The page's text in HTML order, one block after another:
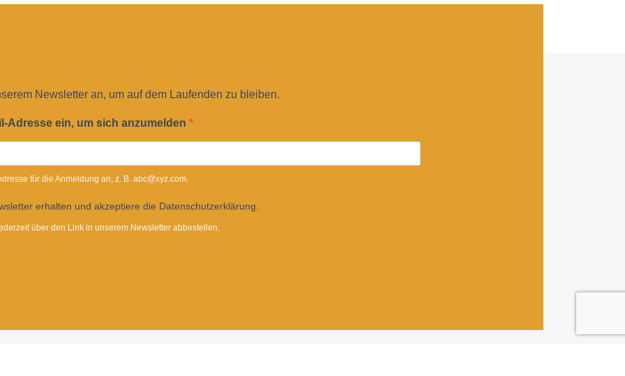
Newsletter an, um auf dem Laufenden zu bleiben.
Adresse ein, um sich anzumelden
für die Anmeldung an, z. B. abc@xyz.com.
erhalten und akzeptiere die Datenschutzerklärung.
über den Link in unserem Newsletter abbestellen.